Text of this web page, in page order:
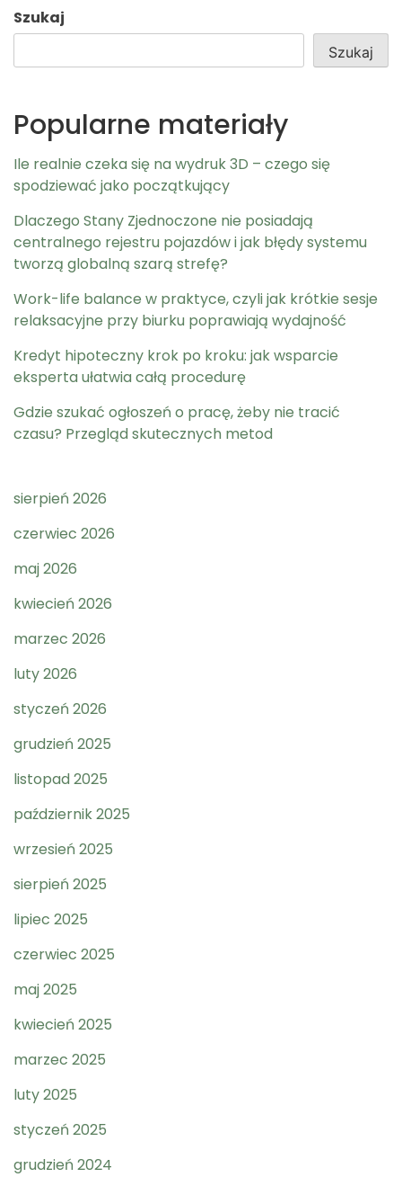
Szukaj
Szukaj
Popularne materiały
Ile realnie czeka się na wydruk 3D – czego się
spodziewać jako początkujący
Dlaczego Stany Zjednoczone nie posiadają
centralnego rejestru pojazdów i jak błędy systemu
tworzą globalną szarą strefę?
Work-life balance w praktyce, czyli jak krótkie sesje
relaksacyjne przy biurku poprawiają wydajność
Kredyt hipoteczny krok po kroku: jak wsparcie
eksperta ułatwia całą procedurę
Gdzie szukać ogłoszeń o pracę, żeby nie tracić
czasu? Przegląd skutecznych metod
sierpień 2026
czerwiec 2026
maj 2026
kwiecień 2026
marzec 2026
luty 2026
styczeń 2026
grudzień 2025
listopad 2025
październik 2025
wrzesień 2025
sierpień 2025
lipiec 2025
czerwiec 2025
maj 2025
kwiecień 2025
marzec 2025
luty 2025
styczeń 2025
grudzień 2024